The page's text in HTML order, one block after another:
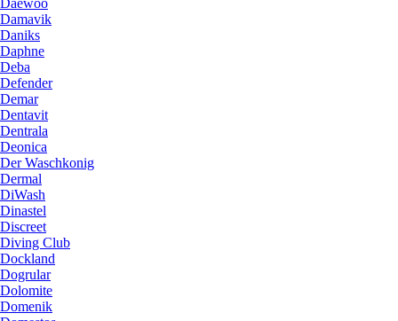
Daewoo
Damavik
Daniks
Daphne
Deba
Defender
Demar
Dentavit
Dentrala
Deonica
Der Waschkonig
Dermal
DiWash
Dinastel
Discreet
Diving Club
Dockland
Dogrular
Dolomite
Domenik